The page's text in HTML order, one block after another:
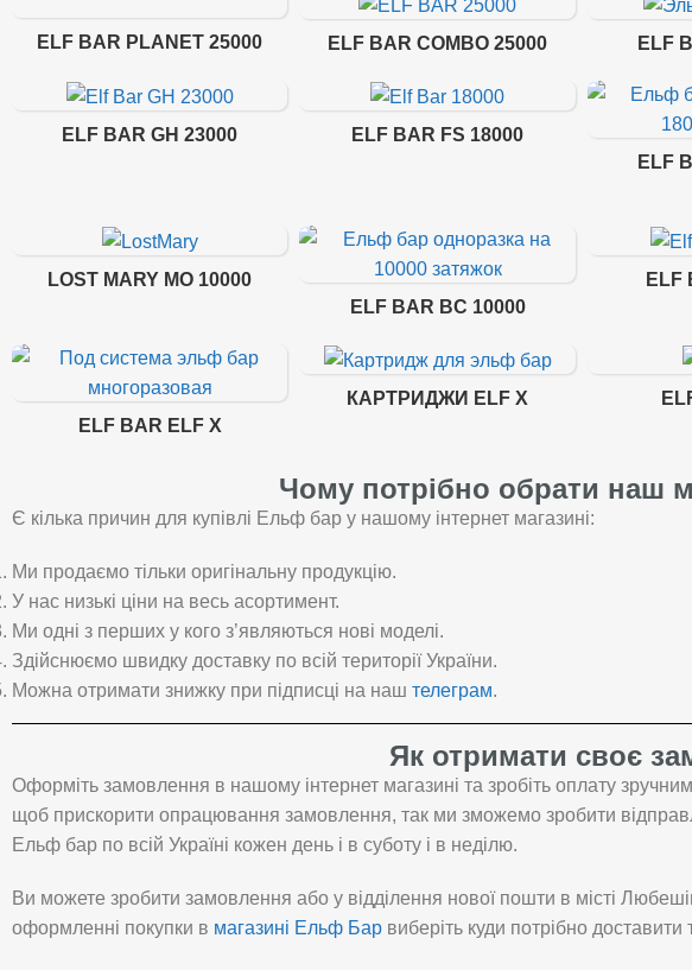
ELF BAR PLANET 25000 ELF BAR COMBO 25000 ELF
ELF BAR GH 23000
ELF BAR FS 18000
ELF
LOST MARY MO 10000
ELF BAR BC 10000
ELF
ELF BAR ELF X
КАРТРИДЖИ ELF X
Чому потрібно обрати наш
Є кілька причин для купівлі Ельф бар у нашому інтернет магазині:
Ми продаємо тільки оригінальну продукцію.
У нас низькі ціни на весь асортимент.
Ми одні з перших у кого з’являються нові моделі.
Здійснюємо швидку доставку по всій території України.
Можна отримати знижку при підписці на наш телеграм.
Як отримати своє
Оформіть замовлення в нашому інтернет магазині та зробіть оплату
щоб прискорити опрацювання замовлення, так ми зможемо зробити
Ельф бар по всій Україні кожен день і в суботу і в неділю.
Ви можете зробити замовлення або у відділення нової пошти в місті
оформленні покупки в магазині Ельф Бар виберіть куди потрібно доставити